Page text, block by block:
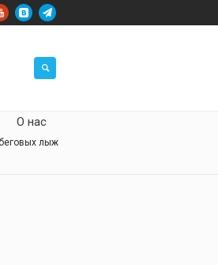
О нас
лыж